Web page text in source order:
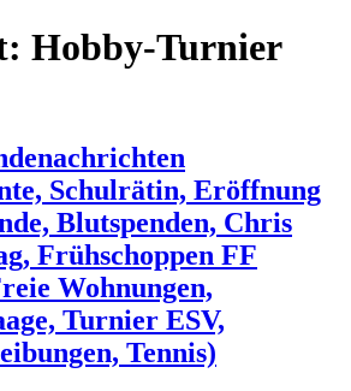
Hobby-Turnier
Schulrätin, Eröffnung
Blutspenden, Chris
Frühschoppen FF
Wohnungen,
Turnier ESV,
Tennis)